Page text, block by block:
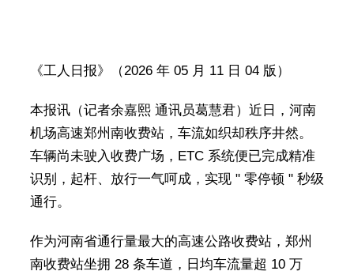
《工人日报》（2026 年 05 月 11 日 04 版）
本报讯（记者余嘉熙 通讯员葛慧君）近日，河南
机场高速郑州南收费站，车流如织却秩序井然。
车辆尚未驶入收费广场，ETC 系统便已完成精准
识别，起杆、放行一气呵成，实现 " 零停顿 " 秒级
通行。
作为河南省通行量最大的高速公路收费站，郑州
南收费站坐拥 28 条车道，日均车流量超 10 万